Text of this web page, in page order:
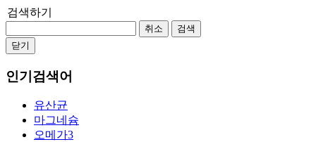
검색하기
취소
검색
닫기
인기검색어
유산균
마그네슘
오메가3